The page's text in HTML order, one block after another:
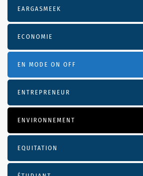
EARGASMEEK
ECONOMIE
EN MODE ON OFF
ENTREPRENEUR
ENVIRONNEMENT
EQUITATION